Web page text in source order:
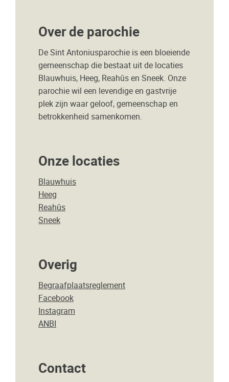
Over de parochie
De Sint Antoniusparochie is een bloeiende
gemeenschap die bestaat uit de locaties
Blauwhuis, Heeg, Reahûs en Sneek. Onze
parochie wil een levendige en gastvrije
plek zijn waar geloof, gemeenschap en
betrokkenheid samenkomen.
Onze locaties
Blauwhuis
Heeg
Reahûs
Sneek
Overig
Begraafplaatsreglement
Facebook
Instagram
ANBI
Contact